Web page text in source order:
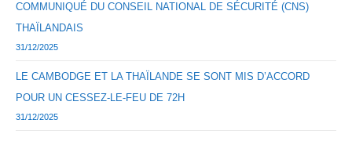
COMMUNIQUÉ DU CONSEIL NATIONAL DE SÉCURITÉ (CNS)
THAÏLANDAIS
31/12/2025
LE CAMBODGE ET LA THAÏLANDE SE SONT MIS D’ACCORD
POUR UN CESSEZ-LE-FEU DE 72H
31/12/2025